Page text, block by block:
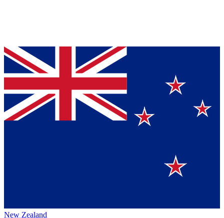
New Zealand